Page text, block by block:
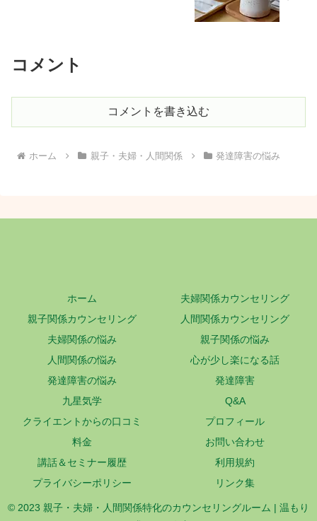
コメント
コメントを書き込む
ホーム 親子・夫婦・人間関係 発達障害の悩み
ホーム
夫婦関係カウンセリング
親子関係カウンセリング
人間関係カウンセリング
夫婦関係の悩み
親子関係の悩み
人間関係の悩み
心が少し楽になる話
発達障害の悩み
発達障害
九星気学
Q&A
クライエントからの口コミ
プロフィール
料金
お問い合わせ
講話＆セミナー履歴
利用規約
プライバシーポリシー
リンク集
© 2023 親子・夫婦・人間関係特化のカウンセリングルーム | 温もり